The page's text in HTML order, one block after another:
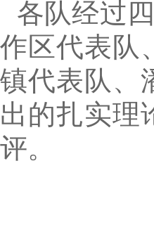
各队经过
作区代表队
镇代表队、
出的扎实理
评。